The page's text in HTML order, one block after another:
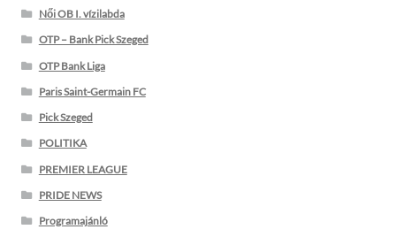
Női OB I. vízilabda
OTP – Bank Pick Szeged
OTP Bank Liga
Paris Saint-Germain FC
Pick Szeged
POLITIKA
PREMIER LEAGUE
PRIDE NEWS
Programajánló